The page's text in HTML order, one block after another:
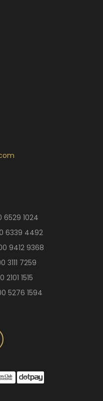
1024
6339 4492
9412 9368
7259
1515
5276 1594